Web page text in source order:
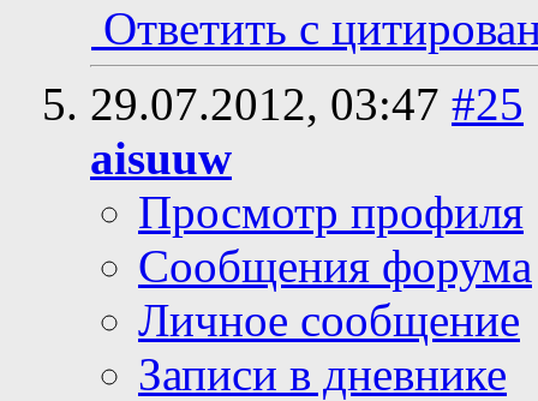
Ответить с
29.07.2012, 03:47 #25
aisuuw
Просмотр профиля
Сообщения форума
Личное сообщение
Записи в дневнике